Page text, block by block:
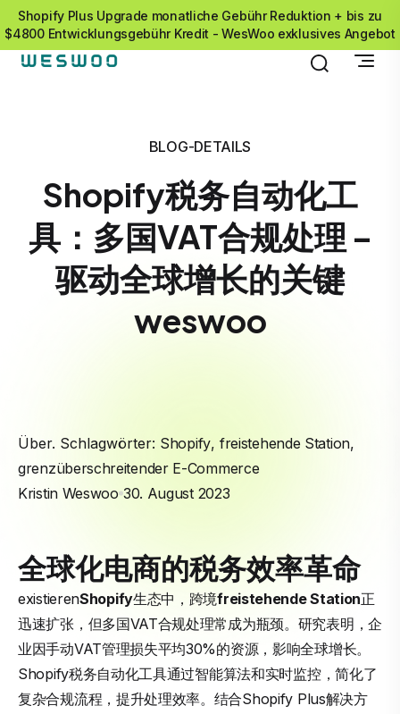
Shopify Plus Upgrade monatliche Gebühr Reduktion + bis zu
$4800 Entwicklungsgebühr Kredit - WesWoo exklusives Angebot
BLOG-DETAILS
Shopify税务自动化工
具：多国VAT合规处理 –
驱动全球增长的关键
weswoo
Über. Schlagwörter: Shopify, freistehende Station,
grenzüberschreitender E-Commerce
Kristin Weswoo 30. August 2023
全球化电商的税务效率革命
existierenShopify生态中，跨境freistehende Station正
迅速扩张，但多国VAT合规处理常成为瓶颈。研究表明，企
业因手动VAT管理损失平均30%的资源，影响全球增长。
Shopify税务自动化工具通过智能算法和实时监控，简化了
复杂合规流程，提升处理效率。结合Shopify Plus解决方